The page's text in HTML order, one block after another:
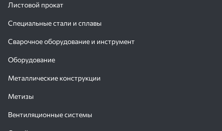
Листовой прокат
Специальные стали и сплавы
Сварочное оборудование и инструмент
Оборудование
Металлические конструкции
Метизы
Вентиляционные системы